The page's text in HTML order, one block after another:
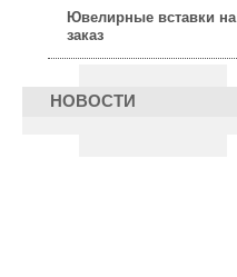
Ювелирные вставки на
заказ
НОВОСТИ